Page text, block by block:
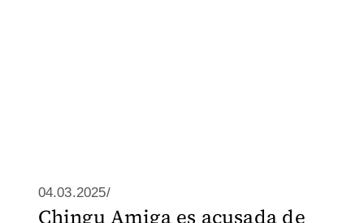
04.03.2025/
Chingu Amiga es acusada de